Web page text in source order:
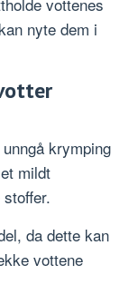
nyte dem i
krymping
mildt
da dette kan
vottene